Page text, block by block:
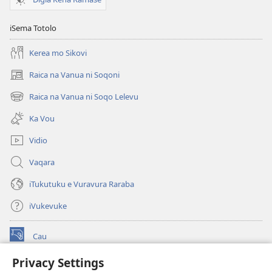
Privacy Settings
iSema Totolo
Kerea mo Sikovi
Raica na Vanua ni Soqoni
(opens
new
window)
Raica na Vanua ni Soqo Lelevu
(opens
new
window)
Ka Vou
Vidio
Vaqara
iTukutuku e Vuravura Raraba
iVukevuke
Cau
(opens
window)